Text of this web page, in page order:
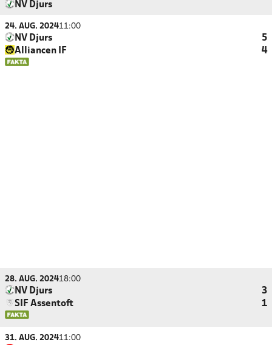
NV Djurs
24. AUG. 202411:00
NV Djurs
5
Alliancen IF
4
28. AUG. 202418:00
NV Djurs
3
SIF Assentoft
1
31. AUG. 202411:00